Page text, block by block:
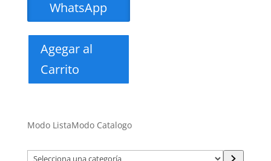
WhatsApp
Agegar al
Carrito
Modo ListaModo Catalogo
Selecciona